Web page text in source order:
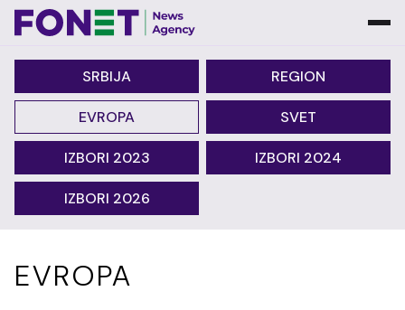
SRBIJA REGION
EVROPA SVET
IZBORI 2023 IZBORI 2024
IZBORI 2026
EVROPA